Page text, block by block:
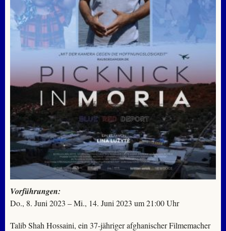
Vorführungen:
Do., 8. Juni 2023 – Mi., 14. Juni 2023 um 21:00 Uhr
Talib Shah Hossaini, ein 37-jähriger afghanischer Filmemacher